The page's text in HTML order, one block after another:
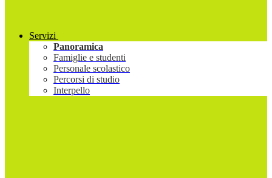
Servizi
Panoramica
Famiglie e studenti
Personale scolastico
Percorsi di studio
Interpello